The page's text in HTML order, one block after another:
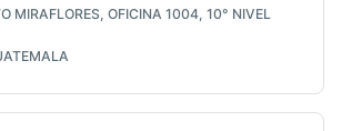
MIRAFLORES, OFICINA 1004, 10° NIVEL